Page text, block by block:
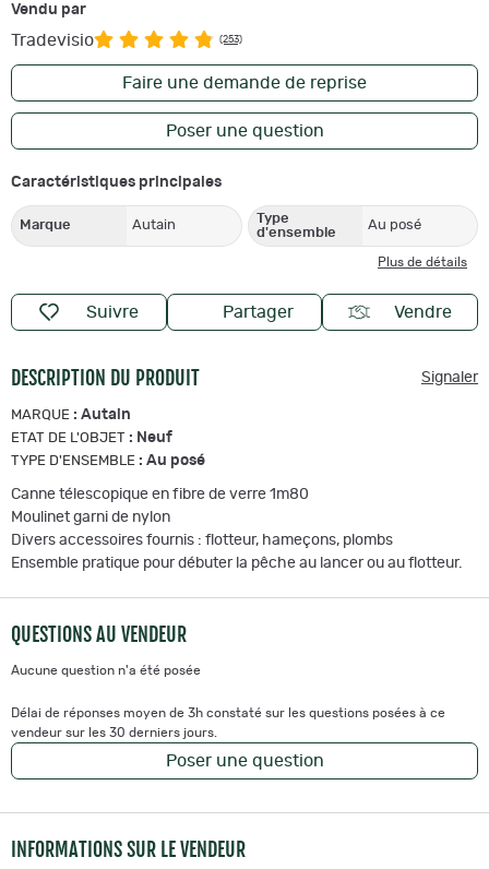
Vendu par
Tradevisio (253)
Faire une demande de reprise
Poser une question
Caractéristiques principales
Marque Autain
Type
d'ensemble
Au posé
Plus de détails
Suivre Partager Vendre
DESCRIPTION DU PRODUIT Signaler
MARQUE : Autain
ETAT DE L'OBJET : Neuf
TYPE D'ENSEMBLE : Au posé
Canne télescopique en fibre de verre 1m80
Moulinet garni de nylon
Divers accessoires fournis : flotteur, hameçons, plombs
Ensemble pratique pour débuter la pêche au lancer ou au flotteur.
QUESTIONS AU VENDEUR
Aucune question n'a été posée
Délai de réponses moyen de 3h constaté sur les questions posées à ce
vendeur sur les 30 derniers jours.
Poser une question
INFORMATIONS SUR LE VENDEUR